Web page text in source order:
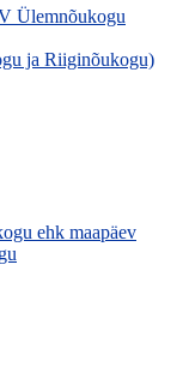
Ülemnõukogu
ja Riiginõukogu)
ehk maapäev